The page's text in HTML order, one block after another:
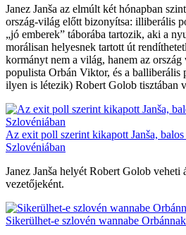
Janez Janša az elmúlt két hónapban
ország-világ előtt bizonyítsa: illiberális
„jó emberek” táborába tartozik, aki a
morálisan helyesnek tartott út
kormányt nem a világ, hanem az
populista Orbán Viktor, és a balliberális
ilyen is létezik) Robert Golob tisztában
Az exit poll szerint kikapott Janša,
Szlovéniában
Janez Janša helyét Robert Golob
vezetőjeként.
Sikerülhet-e szlovén wannabe